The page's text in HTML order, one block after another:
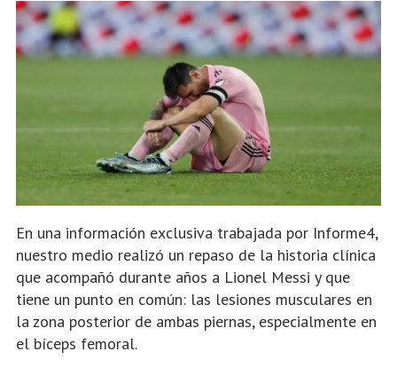
En una información exclusiva trabajada por Informe4,
nuestro medio realizó un repaso de la historia clínica
que acompañó durante años a Lionel Messi y que
tiene un punto en común: las lesiones musculares en
la zona posterior de ambas piernas, especialmente en
el bíceps femoral.